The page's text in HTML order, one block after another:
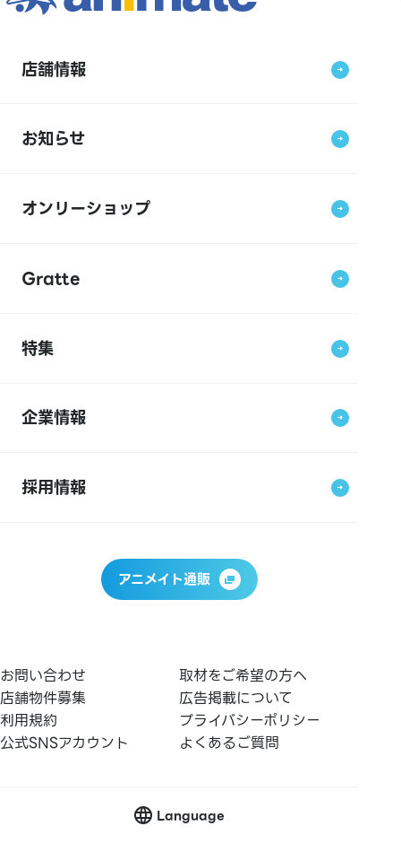
店舗情報
お知らせ
オンリーショップ
Gratte
特集
企業情報
採用情報
アニメイト通販
お問い合わせ
取材をご希望の方へ
店舗物件募集
広告掲載について
利用規約
プライバシーポリシー
公式SNSアカウント
よくあるご質問
Language